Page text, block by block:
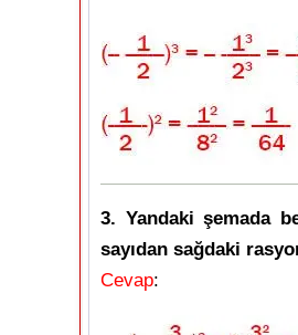
3. Yandaki şemada
sayıdan sağdaki
Cevap: